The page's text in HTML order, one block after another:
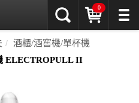
0
酒櫃/酒窖機/單杯機
ELECTROPULL II